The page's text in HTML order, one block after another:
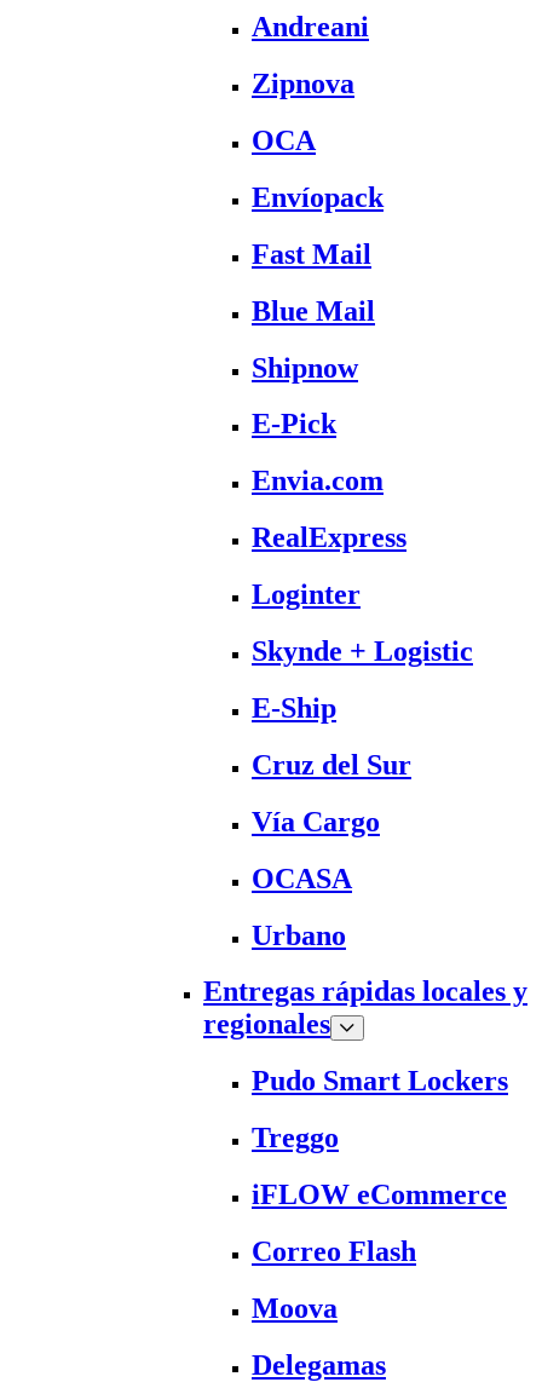
Andreani
Zipnova
OCA
Envíopack
Fast Mail
Blue Mail
Shipnow
E-Pick
Envia.com
RealExpress
Loginter
Skynde + Logistic
E-Ship
Cruz del Sur
Vía Cargo
OCASA
Urbano
Entregas rápidas locales y
regionales
Pudo Smart Lockers
Treggo
iFLOW eCommerce
Correo Flash
Moova
Delegamas